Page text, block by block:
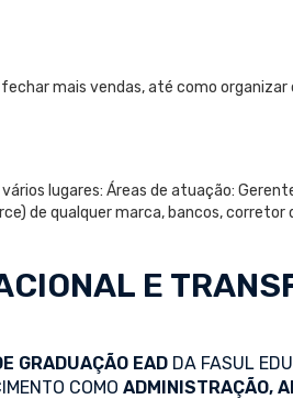
mais vendas, até como organizar
lugares: Áreas de atuação:
de qualquer marca, bancos,
E
GRADUAÇÃO EAD DA FASUL
COMO ADMINISTRAÇÃO,